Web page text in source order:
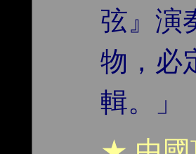
弦』演
物，必
輯。」